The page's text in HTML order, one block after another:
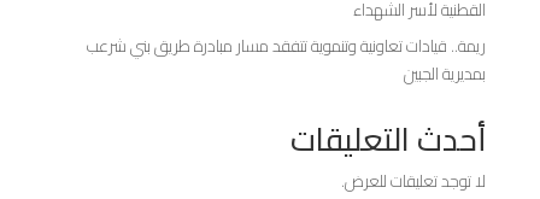
القطنية لأسر الشهداء
ريمة.. قيادات تعاونية وتنموية تتفقد مسار مبادرة طريق بني شرعب
بمديرية الجبين
أحدث التعليقات
لا توجد تعليقات للعرض.